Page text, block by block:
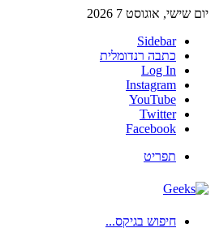
יום שישי, אוגוסט 7 2026
Sidebar
כתבה רנדומלית
Log In
Instagram
YouTube
Twitter
Facebook
תפריט
חיפוש בגיקס...